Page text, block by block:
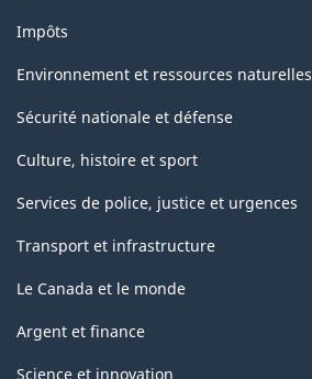
Impôts
Environnement et ressources naturelles
Sécurité nationale et défense
Culture, histoire et sport
Services de police, justice et urgences
Transport et infrastructure
Le Canada et le monde
Argent et finance
Science et innovation